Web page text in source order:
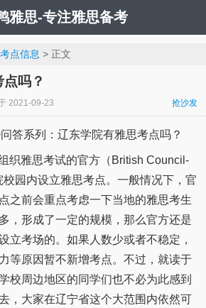
雅思-专注雅思备考
点信息 > 正文
吗？
2021-09-23 抢沙发
答系列：辽东学院有雅思考点吗？
织雅思考试的官方（British Council-
园内设立雅思考点。一般情况下，官
之前会重点考虑一下当地的雅思考生
，形成了一定的规模，那么官方还是
立考场的。如果人数少或者不稳定，
等原因暂不新增考点。不过，就读于
校周边地区的同学们也不必为此感到
，大家在辽宁省这个大范围内依然可